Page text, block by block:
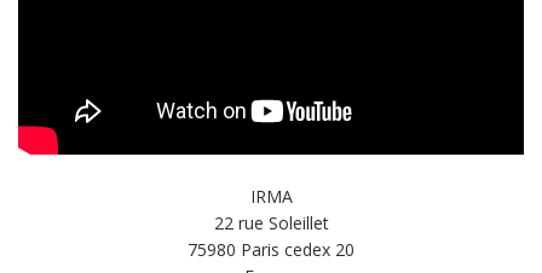
IRMA
22 rue Soleillet
75980 Paris cedex 20